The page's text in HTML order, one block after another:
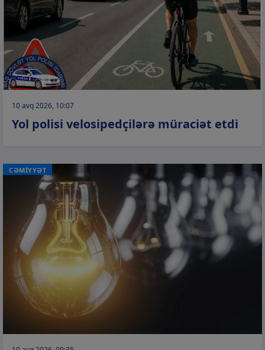
10 avq 2026, 10:07
Yol polisi velosipedçilərə müraciət etdi
CƏMİYYƏT